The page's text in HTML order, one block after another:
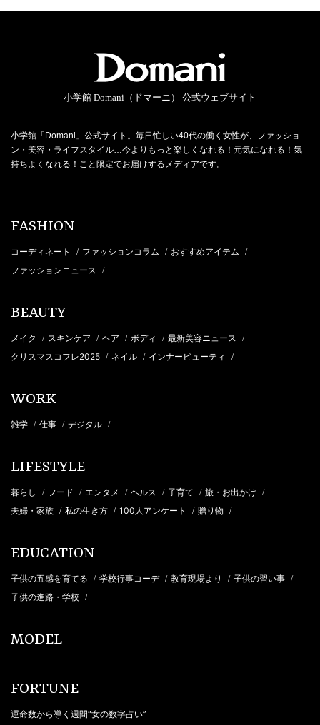
小学館 Domani（ドマーニ） 公式ウェブサイト
小学館「Domani」公式サイト。毎日忙しい40代の働く女性が、ファッショ
ン・美容・ライフスタイル…今よりもっと楽しくなれる！元気になれる！気
持ちよくなれる！こと限定でお届けするメディアです。
FASHION
コーディネート / ファッションコラム / おすすめアイテム /
ファッションニュース /
BEAUTY
メイク / スキンケア / ヘア / ボディ / 最新美容ニュース /
クリスマスコフレ2025 / ネイル / インナービューティ /
WORK
雑学 / 仕事 / デジタル /
LIFESTYLE
暮らし / フード / エンタメ / ヘルス / 子育て / 旅・お出かけ /
夫婦・家族 / 私の生き方 / 100人アンケート / 贈り物 /
EDUCATION
子供の五感を育てる / 学校行事コーデ / 教育現場より / 子供の習い事 /
子供の進路・学校 /
MODEL
FORTUNE
運命数から導く週間“女の数字占い”